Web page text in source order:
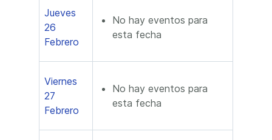
Jueves
26
Febrero
No hay eventos para
esta fecha
Viernes
27
Febrero
No hay eventos para
esta fecha